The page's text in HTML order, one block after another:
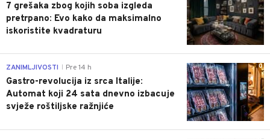
7 grešaka zbog kojih soba izgleda
pretrpano: Evo kako da maksimalno
iskoristite kvadraturu
0
ZANIMLJIVOSTI Pre 14 h
Gastro-revolucija iz srca Italije:
Automat koji 24 sata dnevno izbacuje
svježe roštiljske ražnjiće